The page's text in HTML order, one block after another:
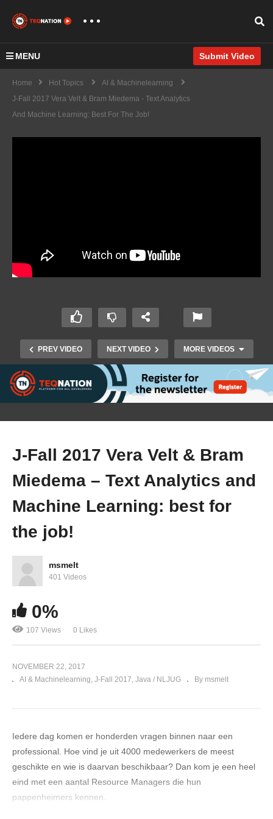
MENU Submit Video
Home Hot Topics
AI & Machinelearning
J-Fall 2017 Vera Velt & Bram Miedema - Text Analytics
And Machine Learning: Best For The Job!
PREV VIDEO NEXT VIDEO MORE VIDEOS
J-Fall 2017 Jeroen Borgers – New Java
performance developments: Compilation and
Garbage Collection
J-Fall 2017 Vera Velt & Bram
Miedema – Text Analytics and
Machine Learning: best for
the job!
msmelt
401 Videos
0%
107 Views 0 Likes
NOVEMBER 22, 2017
AI & Machinelearning J-Fall 2017 Java / NLJUG By msmelt
Iedere dag komen er honderden vragen binnen naar een
professional. Hoe vind je uit 4000 medewerkers de meest
geschikte en wie is daarvan beschikbaar? Dan kom je een heel
eind met een aantal Resource Managers die hun
pappenheimers kennen.